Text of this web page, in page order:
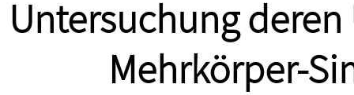
Untersuchung
Mehrkörper-